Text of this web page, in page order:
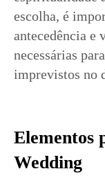
escolha, é
antecedência e
necessárias
imprevistos no
Elementos
Wedding